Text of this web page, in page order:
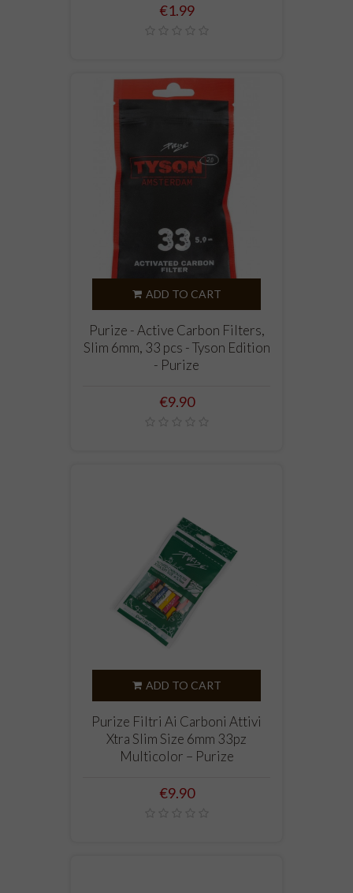
Price
€1.99
ADD TO CART
Purize - Active Carbon Filters,
Slim 6mm, 33 pcs - Tyson Edition
- Purize
Price
€9.90
ADD TO CART
Purize Filtri Ai Carboni Attivi
Xtra Slim Size 6mm 33pz
Multicolor – Purize
Price
€9.90